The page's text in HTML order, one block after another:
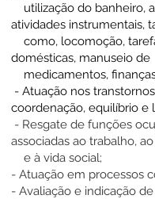
utilização do banheiro,
atividades instrumentais,
como, locomoção,
domésticas, manuseio de
medicamentos,
- Atuação nos
coordenação, equilíbrio e
- Resgate de funções
associadas ao trabalho,
e à vida social;
- Atuação em processos
- Avaliação e indicação